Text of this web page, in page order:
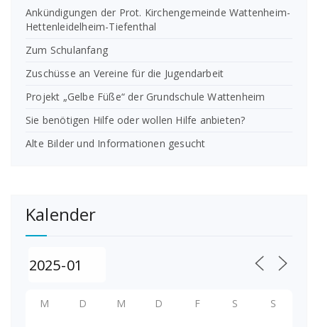
Ankündigungen der Prot. Kirchengemeinde Wattenheim-
Hettenleidelheim-Tiefenthal
Zum Schulanfang
Zuschüsse an Vereine für die Jugendarbeit
Projekt „Gelbe Füße“ der Grundschule Wattenheim
Sie benötigen Hilfe oder wollen Hilfe anbieten?
Alte Bilder und Informationen gesucht
Kalender
M D M D F S S